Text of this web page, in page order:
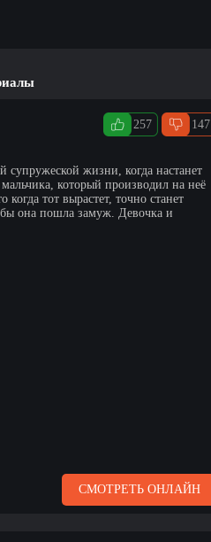
257 147
супружеской жизни, когда настанет
который производил на неё
тот вырастет, точно станет
она пошла замуж. Девочка и
СМОТРЕТЬ ОНЛАЙН